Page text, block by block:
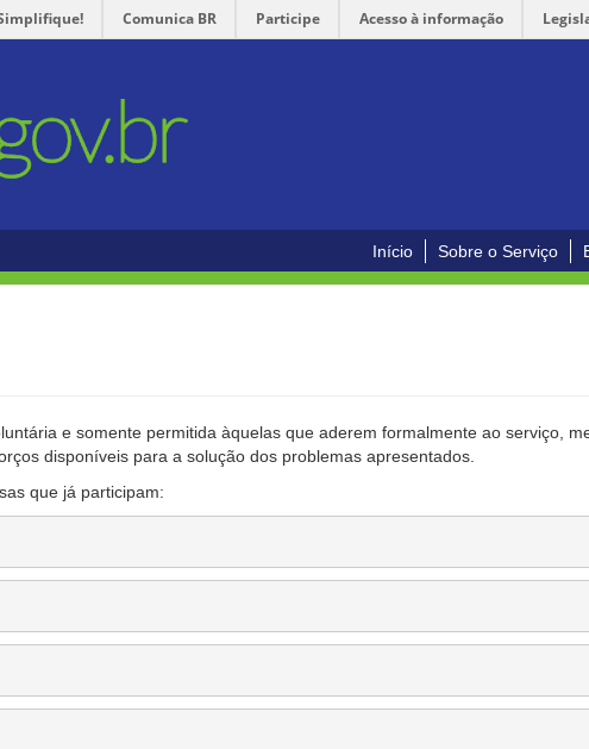
Comunica BR Participe Acesso à informação
Início Sobre o Serviço
e somente permitida àquelas que aderem formalmente ao serviço,
disponíveis para a solução dos problemas apresentados.
que já participam: